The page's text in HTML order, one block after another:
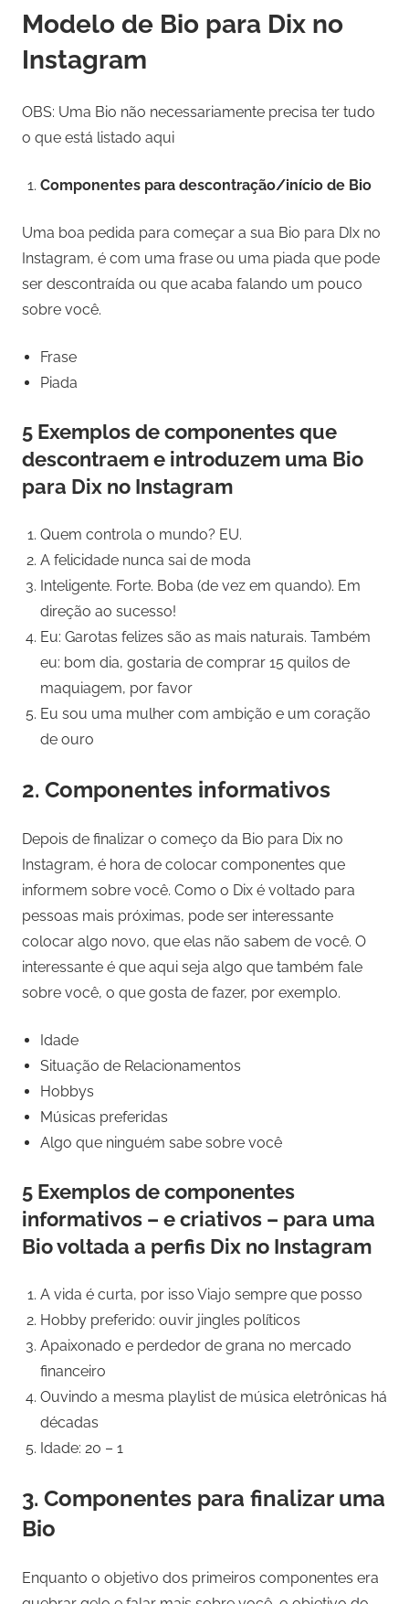
Modelo de Bio para Dix no
Instagram
OBS: Uma Bio não necessariamente precisa ter tudo
o que está listado aqui
Componentes para descontração/início de Bio
Uma boa pedida para começar a sua Bio para DIx no
Instagram, é com uma frase ou uma piada que pode
ser descontraída ou que acaba falando um pouco
sobre você.
Frase
Piada
5 Exemplos de componentes que
descontraem e introduzem uma Bio
para Dix no Instagram
Quem controla o mundo? EU.
A felicidade nunca sai de moda
Inteligente. Forte. Boba (de vez em quando). Em
direção ao sucesso!
Eu: Garotas felizes são as mais naturais. Também
eu: bom dia, gostaria de comprar 15 quilos de
maquiagem, por favor
Eu sou uma mulher com ambição e um coração
de ouro
2. Componentes informativos
Depois de finalizar o começo da Bio para Dix no
Instagram, é hora de colocar componentes que
informem sobre você. Como o Dix é voltado para
pessoas mais próximas, pode ser interessante
colocar algo novo, que elas não sabem de você. O
interessante é que aqui seja algo que também fale
sobre você, o que gosta de fazer, por exemplo.
Idade
Situação de Relacionamentos
Hobbys
Músicas preferidas
Algo que ninguém sabe sobre você
5 Exemplos de componentes
informativos – e criativos – para uma
Bio voltada a perfis Dix no Instagram
A vida é curta, por isso Viajo sempre que posso
Hobby preferido: ouvir jingles políticos
Apaixonado e perdedor de grana no mercado
financeiro
Ouvindo a mesma playlist de música eletrônicas há
décadas
Idade: 20 – 1
3. Componentes para finalizar uma
Bio
Enquanto o objetivo dos primeiros componentes era